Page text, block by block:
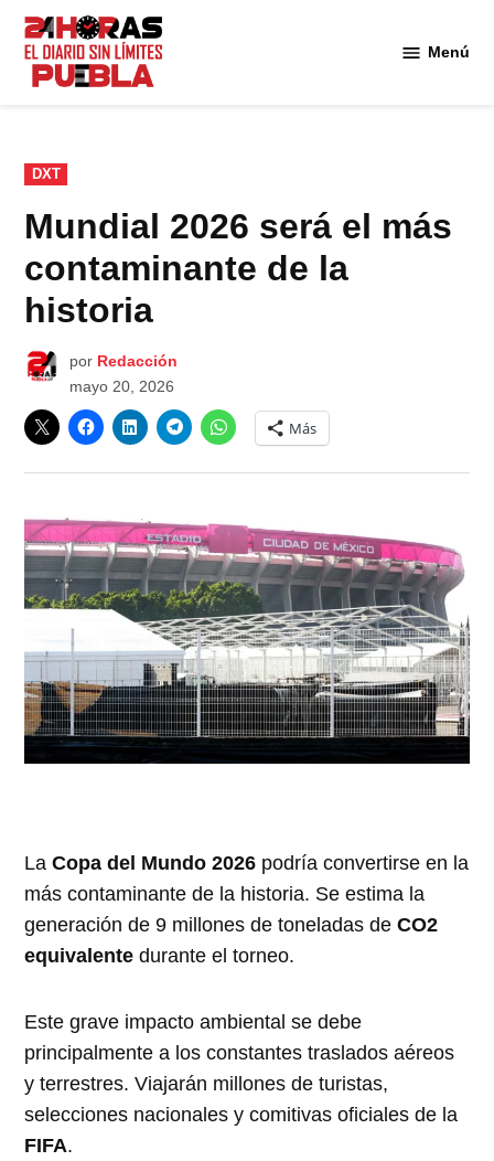
Saltar
contenido
Menú
PUBLICADO
EN
DXT
Mundial 2026 será el más
contaminante de la
historia
por Redacción
mayo 20, 2026
Más
LaCopa del Mundo 2026 podría convertirse en la
más contaminante de la historia. Se estima la
generación de 9 millones de toneladas deCO2
equivalente durante el torneo.
Este grave impacto ambiental se debe
principalmente a los constantes traslados aéreos
y terrestres. Viajarán millones de turistas,
selecciones nacionales y comitivas oficiales de la
FIFA.